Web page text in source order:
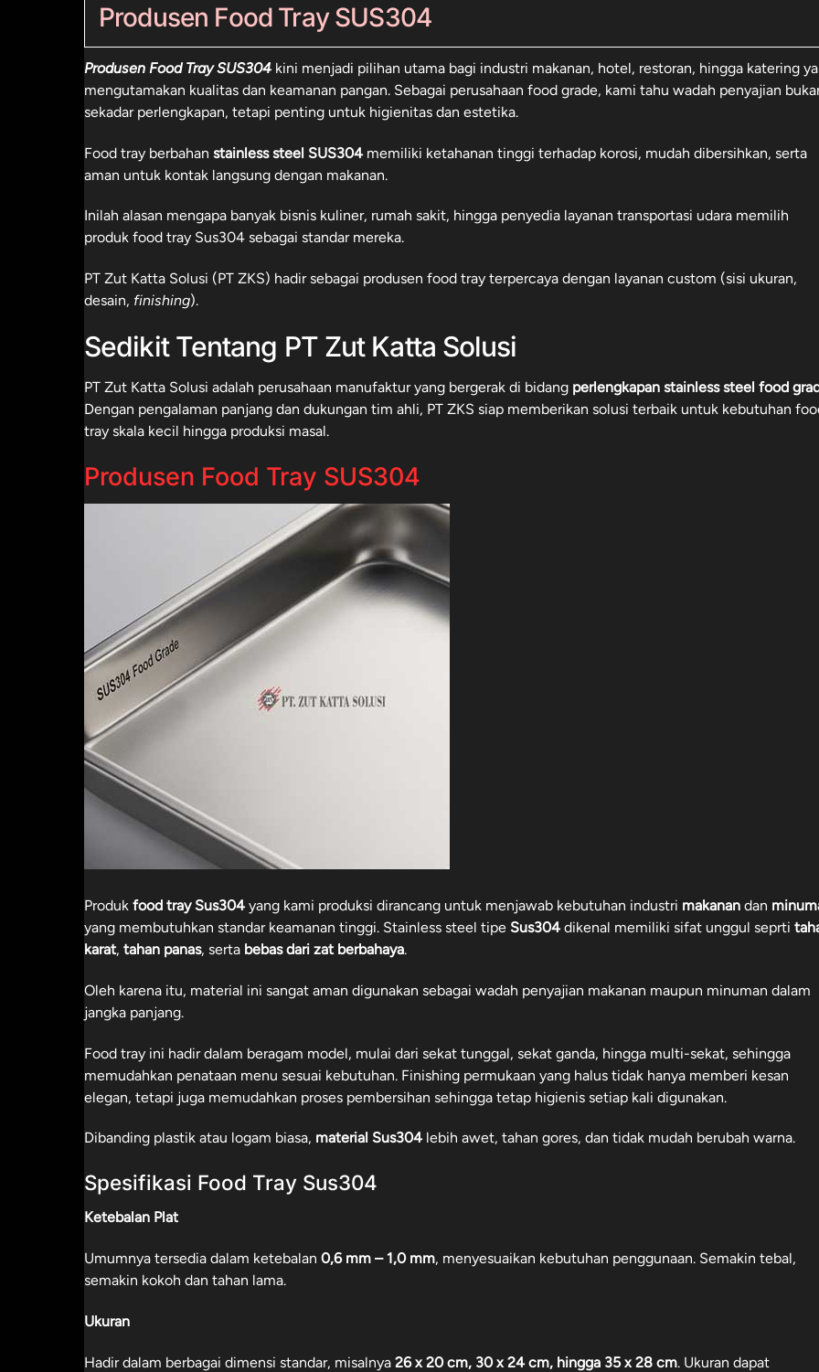
Produsen Food Tray SUS304
Produsen Food Tray SUS304 kini menjadi pilihan utama bagi industri makanan, hotel, restoran, hingga katering
mengutamakan kualitas dan keamanan pangan. Sebagai perusahaan food grade, kami tahu wadah penyajian
sekadar perlengkapan, tetapi penting untuk higienitas dan estetika.
Food tray berbahan stainless steel SUS304memiliki ketahanan tinggi terhadap korosi, mudah dibersihkan, serta
aman untuk kontak langsung dengan makanan.
Inilah alasan mengapa banyak bisnis kuliner, rumah sakit, hingga penyedia layanan transportasi udara memilih
produk food tray Sus304 sebagai standar mereka.
PT Zut Katta Solusi (PT ZKS) hadir sebagai produsen food tray terpercaya dengan layanan custom (sisi ukuran,
desain, finishing).
Sedikit Tentang PT Zut Katta Solusi
PT Zut Katta Solusi adalah perusahaan manufaktur yang bergerak di bidang perlengkapan stainless steel food
Dengan pengalaman panjang dan dukungan tim ahli, PT ZKS siap memberikan solusi terbaik untuk kebutuhan
tray skala kecil hingga produksi masal.
Produsen Food Tray SUS304
Produk food tray Sus304yang kami produksi dirancang untuk menjawab kebutuhan industri makanan dan
yang membutuhkan standar keamanan tinggi. Stainless steel tipe Sus304dikenal memiliki sifat unggul seprti
karat, tahan panas, serta bebas dari zat berbahaya.
Oleh karena itu, material ini sangat aman digunakan sebagai wadah penyajian makanan maupun minuman dalam
jangka panjang.
Food tray ini hadir dalam beragam model, mulai dari sekat tunggal, sekat ganda, hingga multi-sekat, sehingga
memudahkan penataan menu sesuai kebutuhan. Finishing permukaan yang halus tidak hanya memberi kesan
elegan, tetapi juga memudahkan proses pembersihan sehingga tetap higienis setiap kali digunakan.
Dibanding plastik atau logam biasa, material Sus304lebih awet, tahan gores, dan tidak mudah berubah warna.
Spesifikasi Food Tray Sus304
Ketebalan Plat
Umumnya tersedia dalam ketebalan 0,6 mm – 1,0 mm, menyesuaikan kebutuhan penggunaan. Semakin tebal,
semakin kokoh dan tahan lama.
Ukuran
Hadir dalam berbagai dimensi standar, misalnya 26 x 20 cm, 30 x 24 cm, hingga 35 x 28 cm. Ukuran dapat